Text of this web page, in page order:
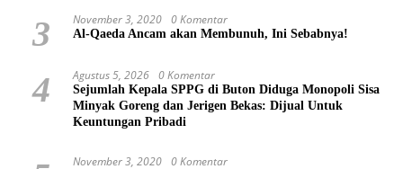
3 November 3, 2020 0 Komentar
Al-Qaeda Ancam akan Membunuh, Ini Sebabnya!
4 Agustus 5, 2026 0 Komentar
Sejumlah Kepala SPPG di Buton Diduga Monopoli Sisa
Minyak Goreng dan Jerigen Bekas: Dijual Untuk
Keuntungan Pribadi
November 3, 2020 0 Komentar